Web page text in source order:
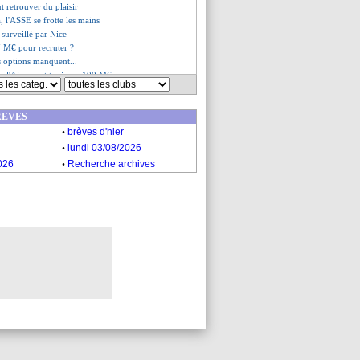
retrouver du plaisir
l'ASSE se frotte les mains
par Nice
M€ pour recruter ?
manquent...
l'Ajax veut toujours 100 M€
mais...
de l'OM
PSG
très probable
avec Bologne !
. brèves d'hier
. lundi 03/08/2026
. Recherche archives